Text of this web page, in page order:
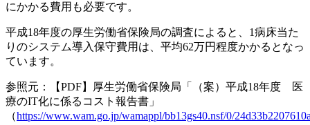
にかかる費用も必要です。
平成18年度の厚生労働省保険局の調査によると、1病床当た
りのシステム導入保守費用は、平均62万円程度かかるとなっ
ています。
参照元：【PDF】厚生労働省保険局「（案）平成18年度 医
療のIT化に係るコスト報告書」
（https://www.wam.go.jp/wamappl/bb13gs40.nsf/0/